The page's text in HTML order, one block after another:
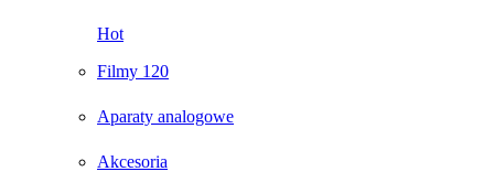
Hot
Filmy 120
Aparaty analogowe
Akcesoria